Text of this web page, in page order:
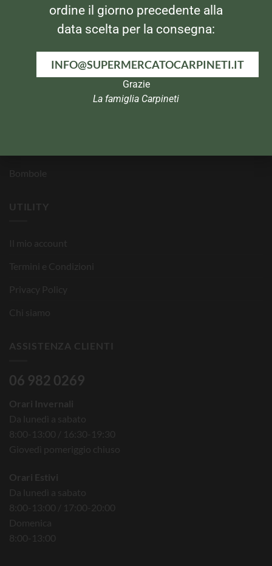
In dispensa
Bombole
UTILITY
Il mio account
Termini e Condizioni
Privacy Policy
Chi siamo
ASSISTENZA CLIENTI
06 982 0269
Orari Invernali
Da lunedì a sabato
8:00-13:00 / 16:30-19:30
Giovedì pomeriggio chiuso
Orari Estivi
Da lunedì a sabato
8:00-13:00 / 17:00-20:00
Domenica
8:00-13:00
ordine il giorno precedente alla
data scelta per la consegna:
INFO@SUPERMERCATOCARPINETI.IT
Grazie
La famiglia Carpineti